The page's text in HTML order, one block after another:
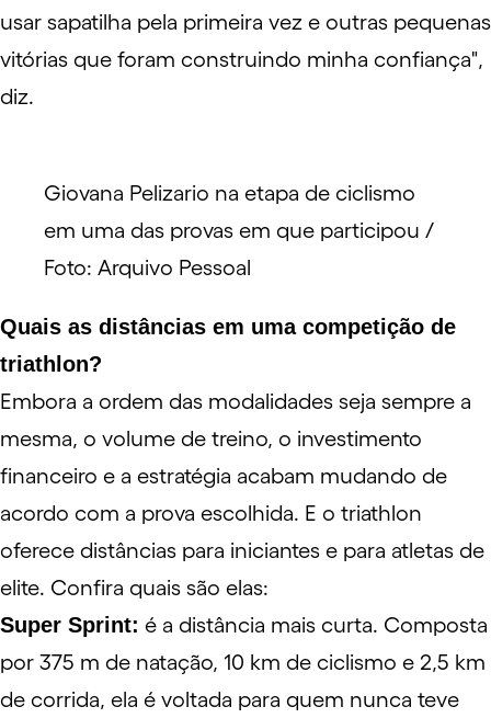
usar sapatilha pela primeira vez e outras pequenas
vitórias que foram construindo minha confiança",
diz.
Giovana Pelizario na etapa de ciclismo
em uma das provas em que participou /
Foto: Arquivo Pessoal
Quais as distâncias em uma competição de
triathlon?
Embora a ordem das modalidades seja sempre a
mesma, o volume de treino, o investimento
financeiro e a estratégia acabam mudando de
acordo com a prova escolhida. E o triathlon
oferece distâncias para iniciantes e para atletas de
elite. Confira quais são elas:
Super Sprint: é a distância mais curta. Composta
por 375 m de natação, 10 km de ciclismo e 2,5 km
de corrida, ela é voltada para quem nunca teve